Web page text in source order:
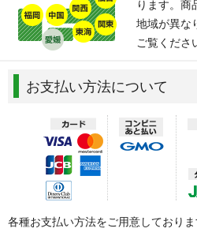
ります。商
地域が異な
ご覧くださ
お支払い方法について
各種お支払い方法をご用意しており